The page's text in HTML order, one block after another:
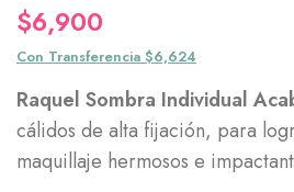
$6,900
Con Transferencia $6,624
Raquel Sombra Individual
cálidos de alta fijación, para
maquillaje hermosos e